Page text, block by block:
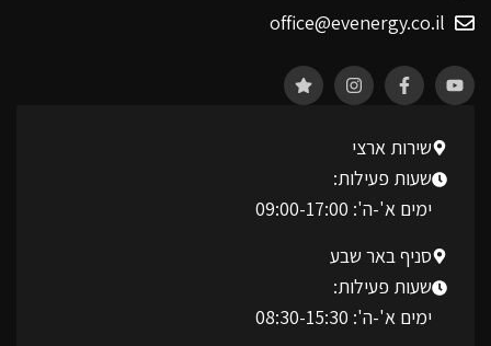
office@evenergy.co.il
שירות ארצי
שעות פעילות:
ימים א'-ה': 09:00-17:00
סניף באר שבע
שעות פעילות:
ימים א'-ה': 08:30-15:30